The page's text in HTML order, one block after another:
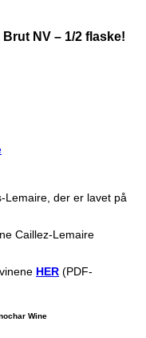
NV – 1/2 flaske!
Lemaire, der er lavet på
Caillez-Lemaire
HER (PDF-
Wine